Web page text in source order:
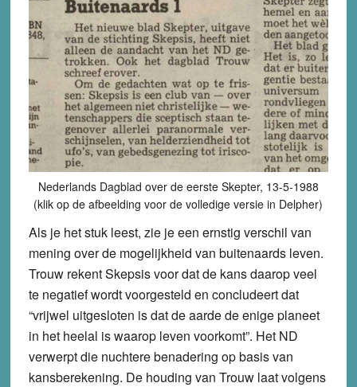
Nederlands Dagblad over de eerste Skepter, 13-5-1988
(klik op de afbeelding voor de volledige versie in Delpher)
Als je het stuk leest, zie je een ernstig verschil van
mening over de mogelijkheid van buitenaards leven.
Trouw rekent Skepsis voor dat de kans daarop veel
te negatief wordt voorgesteld en concludeert dat
“vrijwel uitgesloten is dat de aarde de enige planeet
in het heelal is waarop leven voorkomt”. Het ND
verwerpt die nuchtere benadering op basis van
kansberekening. De houding van Trouw laat volgens